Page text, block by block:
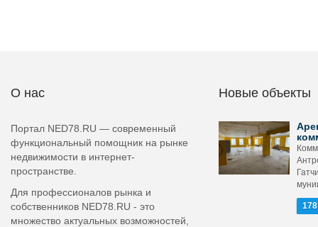
О нас
Портал NED78.RU — современный
функциональный помощник на рынке
недвижимости в интернет-
пространстве.
Для профессионалов рынка и
собственников NED78.RU - это
множество актуальных возможностей,
Новые объекты